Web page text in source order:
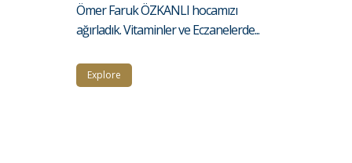
Ömer Faruk ÖZKANLI hocamızı
ağırladık. Vitaminler ve Eczanelerde...
Explore